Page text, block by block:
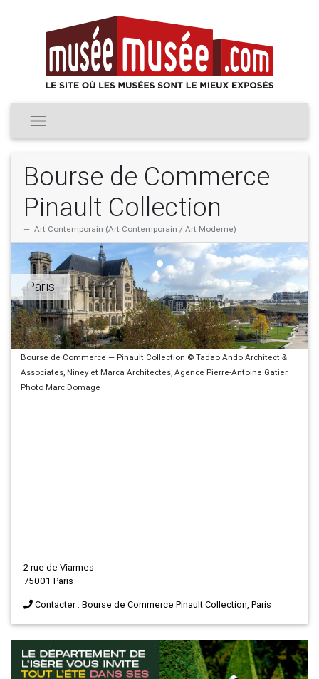
Bourse de Commerce
Pinault Collection
Art Contemporain (Art Contemporain / Art Moderne)
Paris
Bourse de Commerce — Pinault Collection © Tadao Ando Architect &
Associates, Niney et Marca Architectes, Agence Pierre-Antoine Gatier.
Photo Marc Domage
2 rue de Viarmes
75001 Paris
Contacter : Bourse de Commerce Pinault Collection, Paris